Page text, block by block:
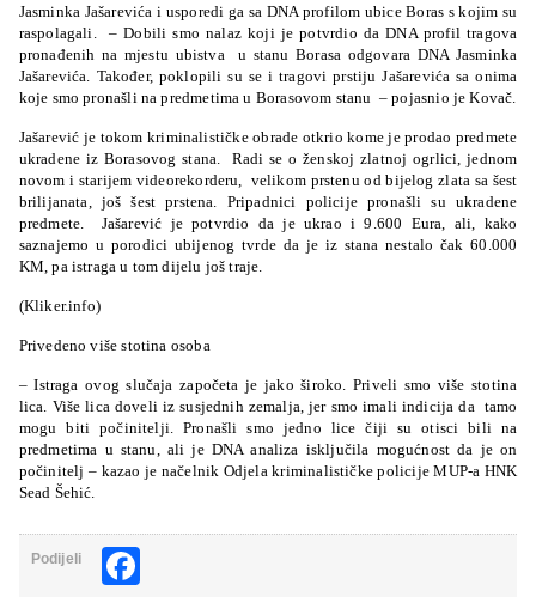
Jasminka Jašarevića i usporedi ga sa DNA profilom ubice Boras s kojim su
raspolagali.
– Dobili smo nalaz koji je potvrdio da DNA profil tragova
pronađenih na mjestu ubistva
u stanu Borasa odgovara DNA Jasminka
Jašarevića. Također, poklopili su se i tragovi prstiju Jašarevića sa onima
koje smo pronašli na predmetima u Borasovom stanu – pojasnio je Kovač.
Jašarević je tokom kriminalističke obrade otkrio kome je prodao predmete
ukradene iz Borasovog stana.
Radi se o ženskoj zlatnoj ogrlici, jednom
novom i starijem videorekorderu,
velikom prstenu od bijelog zlata sa šest
brilijanata, još šest prstena. Pripadnici policije pronašli su ukradene
predmete.
Jašarević je potvrdio da je ukrao i 9.600 Eura, ali, kako
saznajemo u porodici ubijenog tvrde da je iz stana nestalo čak 60.000
KM, pa istraga u tom dijelu još traje.
(Kliker.info)
Privedeno više stotina osoba
– Istraga ovog slučaja započeta je jako široko. Priveli smo više stotina
lica. Više lica doveli iz susjednih zemalja, jer smo imali indicija da tamo
mogu biti počinitelji. Pronašli smo jedno lice čiji su otisci bili na
predmetima u stanu, ali je DNA analiza isključila mogućnost da je on
počinitelj – kazao je načelnik Odjela kriminalističke policije MUP-a HNK
Sead Šehić.
Podijeli